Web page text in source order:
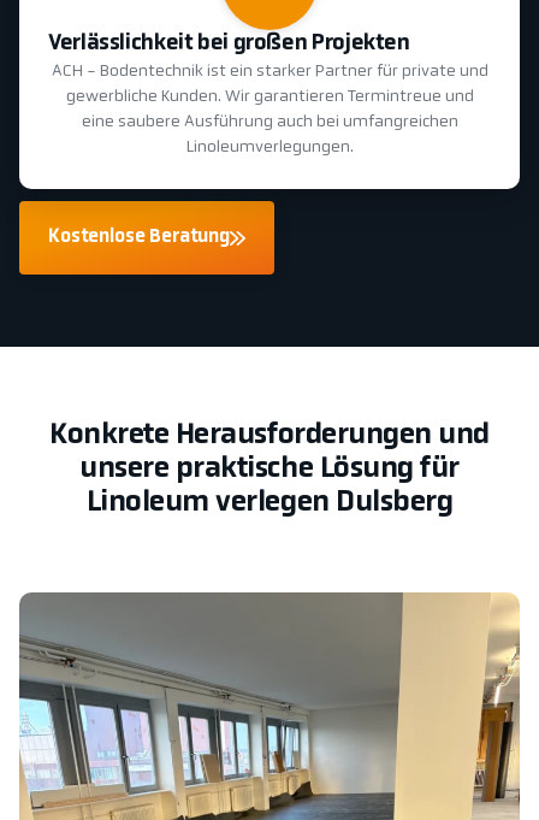
Verlässlichkeit bei großen Projekten
ACH - Bodentechnik ist ein starker Partner für private und
gewerbliche Kunden. Wir garantieren Termintreue und
eine saubere Ausführung auch bei umfangreichen
Linoleumverlegungen.
Kostenlose Beratung
Konkrete Herausforderungen und
unsere praktische Lösung für
Linoleum verlegen Dulsberg